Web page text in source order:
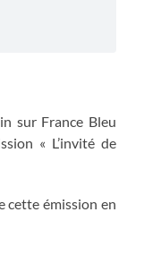
sur France Bleu
« L’invité de
cette émission en